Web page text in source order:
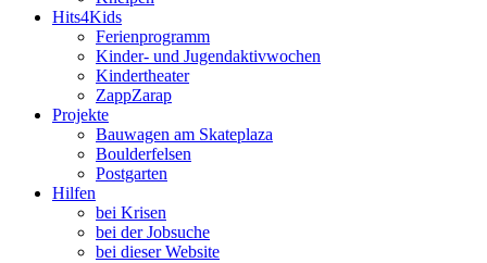
Hits4Kids
Ferienprogramm
Kinder- und Jugendaktivwochen
Kindertheater
ZappZarap
Projekte
Bauwagen am Skateplaza
Boulderfelsen
Postgarten
Hilfen
bei Krisen
bei der Jobsuche
bei dieser Website